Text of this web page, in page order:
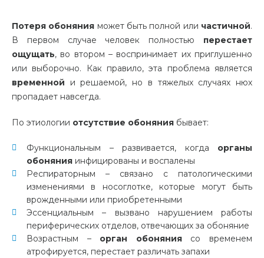
Потеря обоняния может быть полной или частичной.
В первом случае человек полностью перестает
ощущать, во втором – воспринимает их приглушенно
или выборочно. Как правило, эта проблема является
временной и решаемой, но в тяжелых случаях нюх
пропадает навсегда.
По этиологии отсутствие обоняния бывает:
Функциональным – развивается, когда органы
обоняния инфицированы и воспалены
Респираторным – связано с патологическими
изменениями в носоглотке, которые могут быть
врожденными или приобретенными
Эссенциальным – вызвано нарушением работы
периферических отделов, отвечающих за обоняние
Возрастным – орган обоняниясо временем
атрофируется, перестает различать запахи